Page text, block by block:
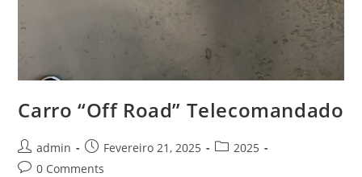
Carro “Off Road” Telecomandado
Post
author:
admin
Post
published:
Fevereiro 21, 2025
Post2025
Post0 Comments